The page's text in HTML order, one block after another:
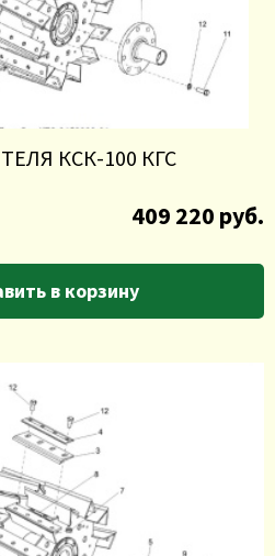
КСК-100 КГС
409 220 руб.
в корзину